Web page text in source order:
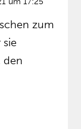
zum
den